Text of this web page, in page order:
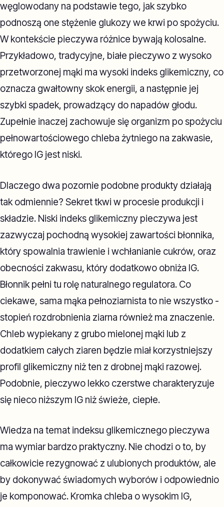
węglowodany na podstawie tego, jak szybko
podnoszą one stężenie glukozy we krwi po spożyciu.
W kontekście pieczywa różnice bywają kolosalne.
Przykładowo, tradycyjne, białe pieczywo z wysoko
przetworzonej mąki ma wysoki indeks glikemiczny, co
oznacza gwałtowny skok energii, a następnie jej
szybki spadek, prowadzący do napadów głodu.
Zupełnie inaczej zachowuje się organizm po spożyciu
pełnowartościowego chleba żytniego na zakwasie,
którego IG jest niski.
Dlaczego dwa pozornie podobne produkty działają
tak odmiennie? Sekret tkwi w procesie produkcji i
składzie. Niski indeks glikemiczny pieczywa jest
zazwyczaj pochodną wysokiej zawartości błonnika,
który spowalnia trawienie i wchłanianie cukrów, oraz
obecności zakwasu, który dodatkowo obniża IG.
Błonnik pełni tu rolę naturalnego regulatora. Co
ciekawe, sama mąka pełnoziarnista to nie wszystko -
stopień rozdrobnienia ziarna również ma znaczenie.
Chleb wypiekany z grubo mielonej mąki lub z
dodatkiem całych ziaren będzie miał korzystniejszy
profil glikemiczny niż ten z drobnej mąki razowej.
Podobnie, pieczywo lekko czerstwe charakteryzuje
się nieco niższym IG niż świeże, ciepłe.
Wiedza na temat indeksu glikemicznego pieczywa
ma wymiar bardzo praktyczny. Nie chodzi o to, by
całkowicie rezygnować z ulubionych produktów, ale
by dokonywać świadomych wyborów i odpowiednio
je komponować. Kromka chleba o wysokim IG,